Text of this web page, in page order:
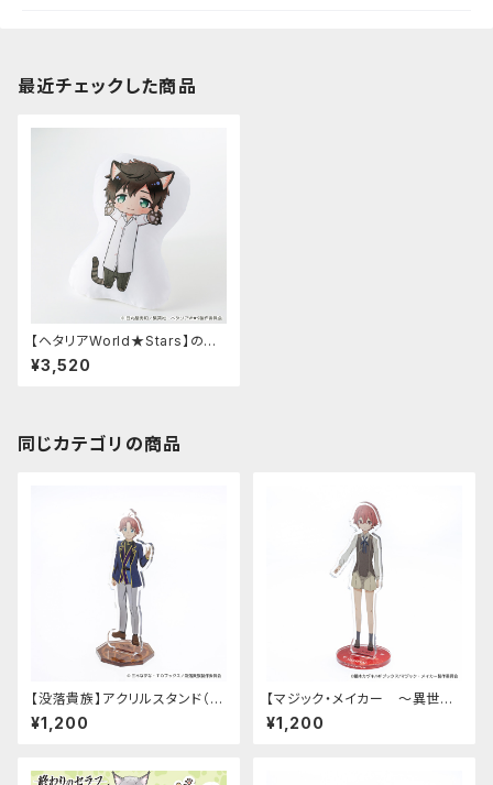
最近チェックした商品
【ヘタリアWorld★Stars】のび
猫クッション 第2弾（ポルトガ
ル）
¥3,520
同じカテゴリの商品
【没落貴族】アクリルスタンド（リ
アム）
¥1,200
【マジック・メイカー ～異世界
魔法の作り方～】アクリルスタン
ド（シオン）
¥1,200